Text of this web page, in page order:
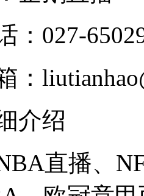
：027-
：
介绍
直播、